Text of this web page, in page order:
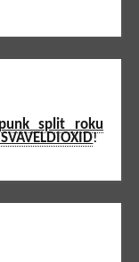
split roku
!